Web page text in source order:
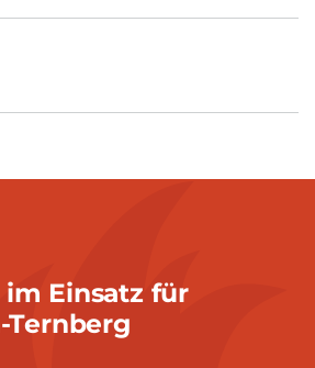
Einsatz für
Ternberg